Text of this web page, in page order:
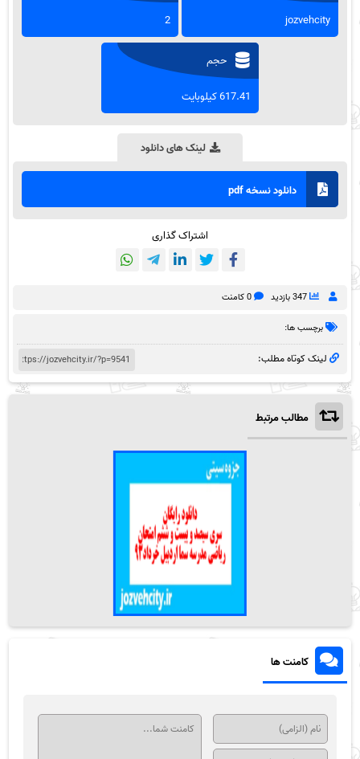
jozvehcity
2
حجم
617.41 کیلوبایت
لینک های دانلود
دانلود نسخه pdf
اشتراک گذاری
347 بازدید 0 کامنت
برچسب ها:
لینک کوتاه مطلب:
مطالب مرتبط
کامنت ها